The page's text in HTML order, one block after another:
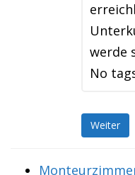
werde
No
Weiter